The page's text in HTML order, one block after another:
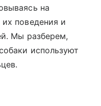
на
поведения и
Мы разберем,
используют